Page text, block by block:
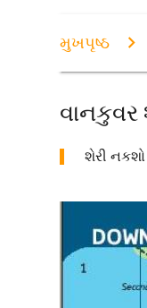
મુખપૃષ્ઠ
વાનકુવર
શેરી નકશો